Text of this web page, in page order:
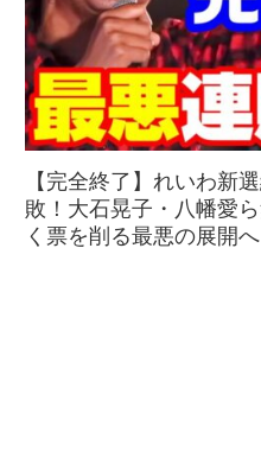
【完全終了】れいわ新
敗！大石晃子・八幡愛
く票を削る最悪の展開